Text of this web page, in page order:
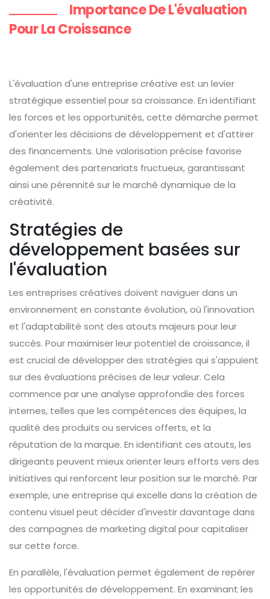
Importance De L'évaluation
Pour La Croissance
L'évaluation d'une entreprise créative est un levier
stratégique essentiel pour sa croissance. En identifiant
les forces et les opportunités, cette démarche permet
d'orienter les décisions de développement et d'attirer
des financements. Une valorisation précise favorise
également des partenariats fructueux, garantissant
ainsi une pérennité sur le marché dynamique de la
créativité.
Stratégies de
développement basées sur
l'évaluation
Les entreprises créatives doivent naviguer dans un
environnement en constante évolution, où l'innovation
et l'adaptabilité sont des atouts majeurs pour leur
succès. Pour maximiser leur potentiel de croissance, il
est crucial de développer des stratégies qui s'appuient
sur des évaluations précises de leur valeur. Cela
commence par une analyse approfondie des forces
internes, telles que les compétences des équipes, la
qualité des produits ou services offerts, et la
réputation de la marque. En identifiant ces atouts, les
dirigeants peuvent mieux orienter leurs efforts vers des
initiatives qui renforcent leur position sur le marché. Par
exemple, une entreprise qui excelle dans la création de
contenu visuel peut décider d'investir davantage dans
des campagnes de marketing digital pour capitaliser
sur cette force.
En parallèle, l'évaluation permet également de repérer
les opportunités de développement. En examinant les